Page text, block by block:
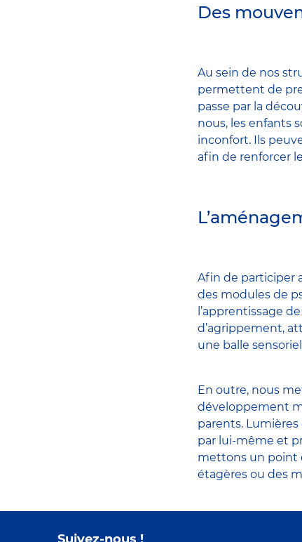
Des
Au sein de nos
permettent de
passe par la
nous, les enfants
inconfort. Ils
afin de renforcer
Afin de participer
des modules de
l’apprentissage
d’agrippement,
une balle
En outre, nous
développement
parents. Lumières
par lui-même et
mettons un point
étagères ou des